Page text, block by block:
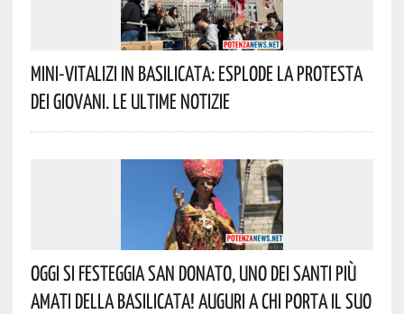
Mini-Vitalizi In Basilicata: Esplode La Protesta
Dei Giovani. Le Ultime Notizie
Oggi Si Festeggia San Donato, Uno Dei Santi Più
Amati Della Basilicata! Auguri A Chi Porta Il Suo